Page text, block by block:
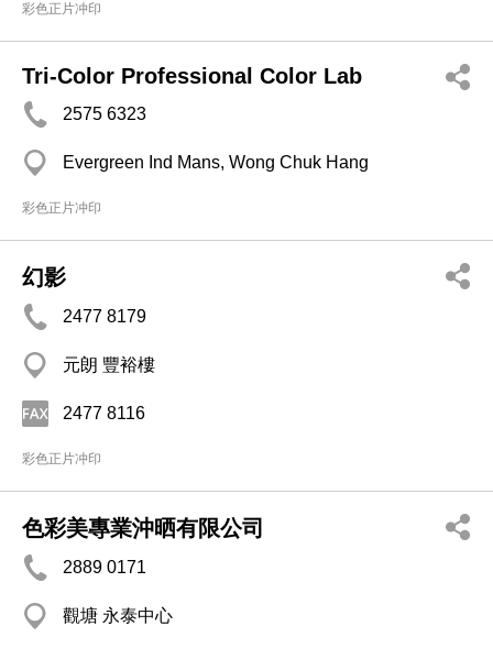
彩色正片冲印
Tri-Color Professional Color Lab
2575 6323
Evergreen Ind Mans, Wong Chuk Hang
彩色正片冲印
幻影
2477 8179
元朗 豐裕樓
2477 8116
彩色正片冲印
色彩美專業沖晒有限公司
2889 0171
觀塘 永泰中心